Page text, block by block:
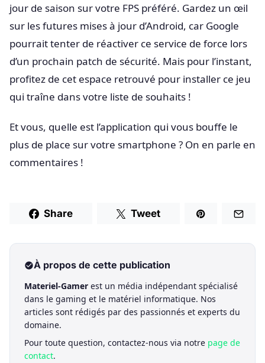
jour de saison sur votre FPS préféré. Gardez un œil
sur les futures mises à jour d’Android, car Google
pourrait tenter de réactiver ce service de force lors
d’un prochain patch de sécurité. Mais pour l’instant,
profitez de cet espace retrouvé pour installer ce jeu
qui traîne dans votre liste de souhaits !
Et vous, quelle est l’application qui vous bouffe le
plus de place sur votre smartphone ? On en parle en
commentaires !
Share Tweet
À propos de cette publication
Materiel-Gamer est un média indépendant spécialisé
dans le gaming et le matériel informatique. Nos
articles sont rédigés par des passionnés et experts du
domaine.
Pour toute question, contactez-nous via notre page de
contact.